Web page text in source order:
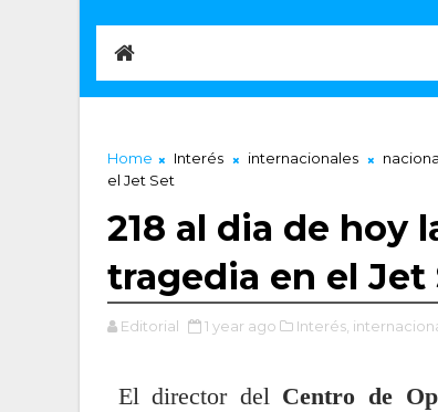
Home Interés internacionales
el Jet Set
218 al dia de hoy
tragedia en el Jet
Editorial 1 year ago Interés,
El director del Centro de